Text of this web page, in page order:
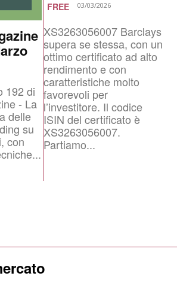
192 di
- La
delle
su
con
FREE 03/03/2026
XS3263056007 Barclays
supera se stessa, con un
ottimo certificato ad alto
rendimento e con
caratteristiche molto
favorevoli per
l’investitore. Il codice
ISIN del certificato è
XS3263056007.
Partiamo...